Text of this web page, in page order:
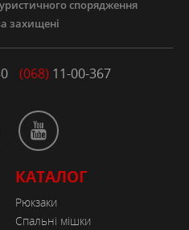
спорядження
захищені
(068) 11-00-367
КАТАЛОГ
Рюкзаки
Спальні мішки